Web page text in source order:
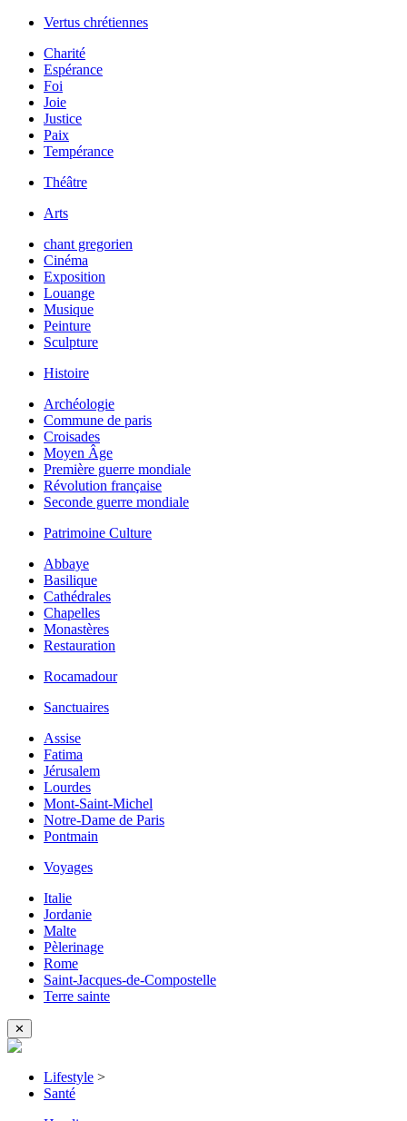
Vertus chrétiennes
Charité
Espérance
Foi
Joie
Justice
Paix
Tempérance
Théâtre
Arts
chant gregorien
Cinéma
Exposition
Louange
Musique
Peinture
Sculpture
Histoire
Archéologie
Commune de paris
Croisades
Moyen Âge
Première guerre mondiale
Révolution française
Seconde guerre mondiale
Patrimoine Culture
Abbaye
Basilique
Cathédrales
Chapelles
Monastères
Restauration
Rocamadour
Sanctuaires
Assise
Fatima
Jérusalem
Lourdes
Mont-Saint-Michel
Notre-Dame de Paris
Pontmain
Voyages
Italie
Jordanie
Malte
Pèlerinage
Rome
Saint-Jacques-de-Compostelle
Terre sainte
✕
Lifestyle >
Santé